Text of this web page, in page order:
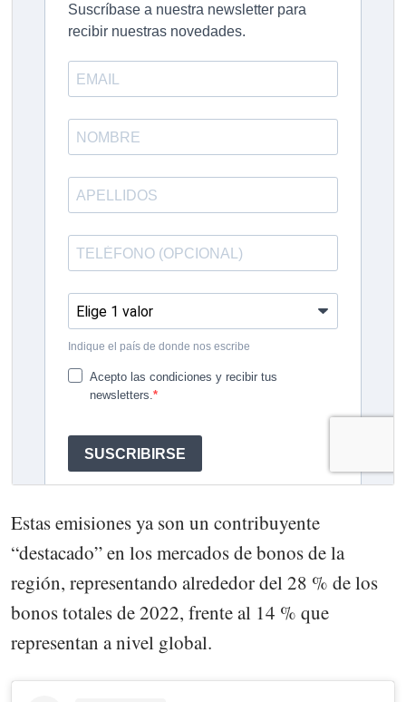
Estas emisiones ya son un contribuyente
“destacado” en los mercados de bonos de la
región, representando alrededor del 28 % de los
bonos totales de 2022, frente al 14 % que
representan a nivel global.